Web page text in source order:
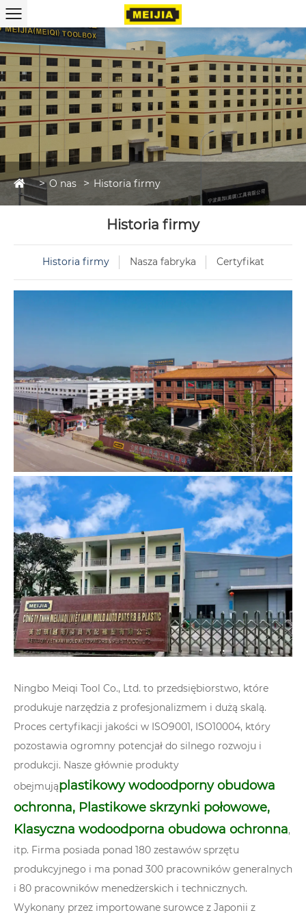
O nas Historia firmy
Historia firmy
Historia firmy Nasza fabryka Certyfikat
Ningbo Meiqi Tool Co., Ltd. to przedsiębiorstwo, które
produkuje narzędzia z profesjonalizmem i dużą skalą.
Proces certyfikacji jakości w ISO9001, ISO10004, który
pozostawia ogromny potencjał do silnego rozwoju i
produkcji. Nasze głównie produkty
obejmująplastikowy wodoodporny obudowa
ochronna, Plastikowe skrzynki połowowe,
Klasyczna wodoodporna obudowa ochronna,
itp. Firma posiada ponad 180 zestawów sprzętu
produkcyjnego i ma ponad 300 pracowników generalnych
i 80 pracowników menedżerskich i technicznych.
Wykonany przez importowane surowce z Japonii z